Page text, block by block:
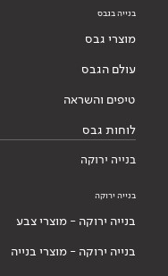
בנייה בגבס
מוצרי גבס
עולם הגבס
טיפים והשראה
לוחות גבס
בנייה ירוקה
בנייה ירוקה
בנייה ירוקה - מוצרי צבע
בנייה ירוקה - מוצרי בנייה